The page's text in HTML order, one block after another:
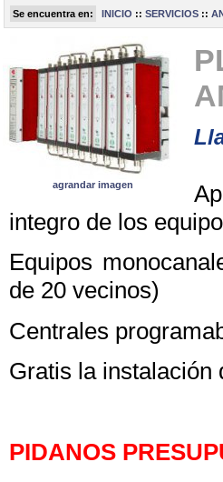
Se encuentra en: INICIO :: SERVICIOS::
agrandar imagen
integro de los
Equipos
de 20 vecinos)
Centrales
Gratis la instalación
PIDANOS